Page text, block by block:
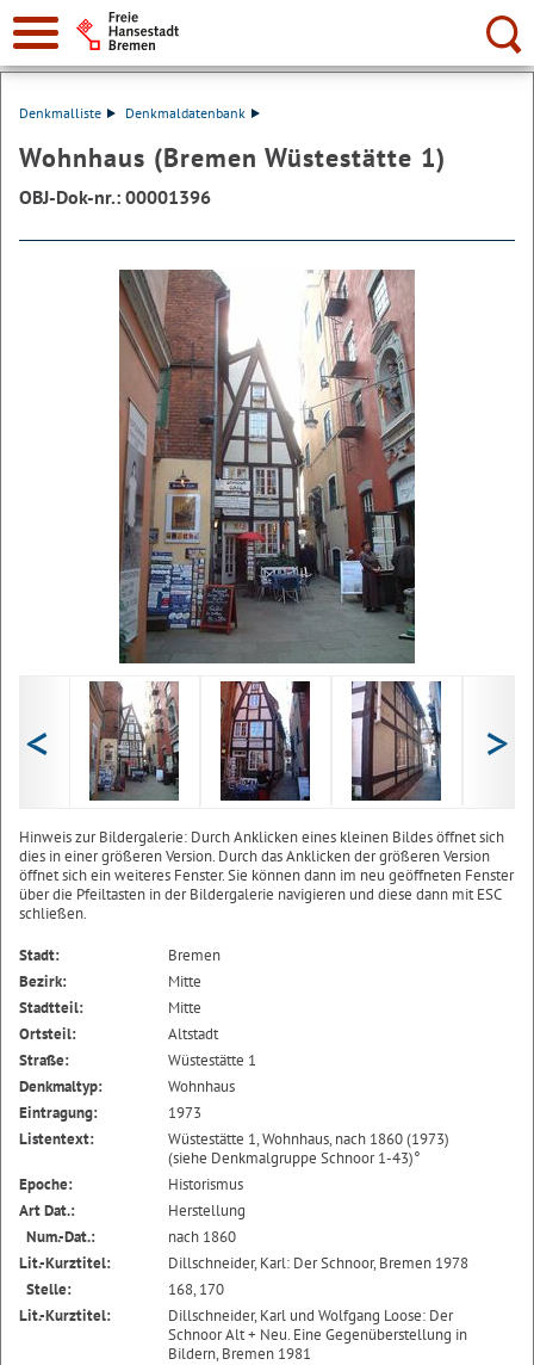
Suche:
Denkmalliste Denkmaldatenbank
Wohnhaus (Bremen Wüstestätte 1)
OBJ-Dok-nr.: 00001396
< >
Hinweis zur Bildergalerie: Durch Anklicken eines kleinen Bildes öffnet sich
dies in einer größeren Version. Durch das Anklicken der größeren Version
öffnet sich ein weiteres Fenster. Sie können dann im neu geöffneten Fenster
über die Pfeiltasten in der Bildergalerie navigieren und diese dann mit ESC
schließen.
Stadt:
Bremen
Bezirk:
Mitte
Stadtteil:
Mitte
Ortsteil:
Altstadt
Straße:
Wüstestätte 1
Denkmaltyp:
Wohnhaus
Eintragung:
1973
Listentext:
Wüstestätte 1, Wohnhaus, nach 1860 (1973)
(siehe Denkmalgruppe Schnoor 1-43)°
Epoche:
Historismus
Art Dat.:
Herstellung
Num.-Dat.:
nach 1860
Lit.-Kurztitel:
Dillschneider, Karl: Der Schnoor, Bremen 1978
Stelle:
168, 170
Lit.-Kurztitel:
Dillschneider, Karl und Wolfgang Loose: Der
Schnoor Alt + Neu. Eine Gegenüberstellung in
Bildern, Bremen 1981